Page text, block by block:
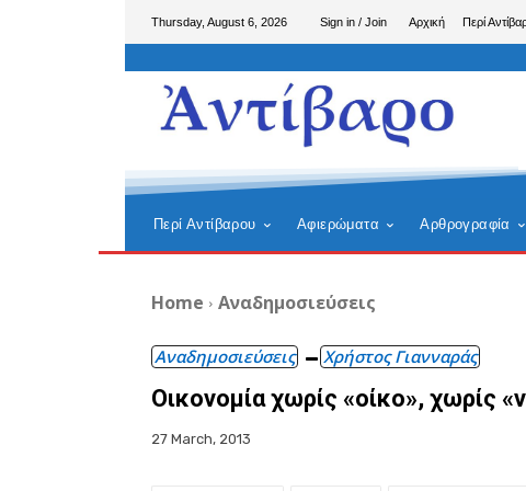
Thursday, August 6, 2026 Sign in / Join Αρχική Περί
Περί Αντίβαρου Αφιερώματα Αρθρογραφία
Home Αναδημοσιεύσεις
Αναδημοσιεύσεις Χρήστος Γιανναράς
Oικονομία χωρίς «οίκο», χωρίς
27 March, 2013